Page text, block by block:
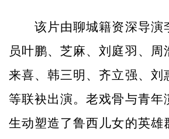
该片由聊城籍资深导演
员叶鹏、芝麻、刘庭羽、周
来喜、韩三明、齐立强、刘
等联袂出演。老戏骨与青年
生动塑造了鲁西儿女的英雄